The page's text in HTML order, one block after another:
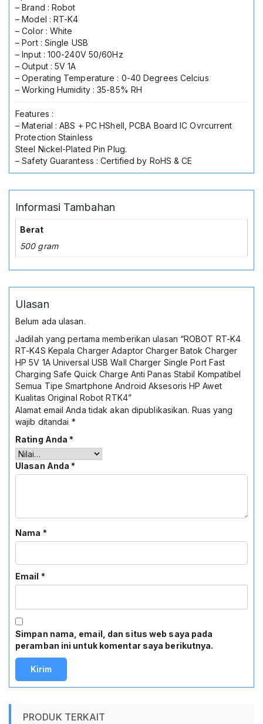
Panas
Stabil
Kompatibel
Semua
Tipe
Smartphone
Android
Aksesoris
Awet
Kualitas
Original
Robot
RTK4
– Brand : Robot
– Model : RT-K4
– Color : White
– Port : Single USB
– Input : 100-240V 50/60Hz
– Output : 5V 1A
– Operating Temperature : 0-40 Degrees Celcius
– Working Humidity : 35-85% RH
Features :
– Material : ABS + PC HShell, PCBA Board IC Ovrcurrent
Protection Stainless
Steel Nickel-Plated Pin Plug.
– Safety Guarantess : Certified by RoHS & CE
Informasi Tambahan
Berat
500 gram
Ulasan
Belum ada ulasan.
Jadilah yang pertama memberikan ulasan “ROBOT RT-K4
RT-K4S Kepala Charger Adaptor Charger Batok Charger
HP 5V 1A Universal USB Wall Charger Single Port Fast
Charging Safe Quick Charge Anti Panas Stabil Kompatibel
Semua Tipe Smartphone Android Aksesoris HP Awet
Kualitas Original Robot RTK4”
Alamat email Anda tidak akan dipublikasikan. Ruas yang
wajib ditandai *
Rating Anda*
Ulasan Anda*
Nama *
Email *
Simpan nama, email, dan situs web saya pada
peramban ini untuk komentar saya berikutnya.
PRODUK TERKAIT